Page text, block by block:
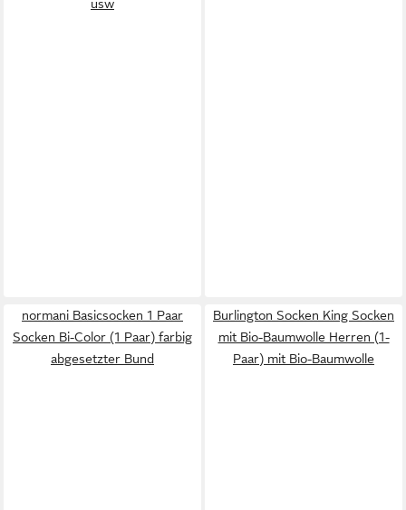
usw
normani Basicsocken 1 Paar
Socken Bi-Color (1 Paar) farbig
abgesetzter Bund
Burlington Socken King Socken
mit Bio-Baumwolle Herren (1-
Paar) mit Bio-Baumwolle